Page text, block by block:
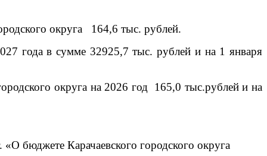
округа
164,6 тыс. рублей.
года в сумме 32925,7 тыс. рублей и на 1 января
округа на 2026 год 165,0 тыс.рублей и на
«О бюджете Карачаевского городского округа